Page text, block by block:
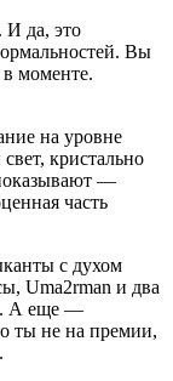
И да, это
Вы
в моменте.
на уровне
кристально
—
часть
с духом
Uma2rman и два
А еще —
ты не на премии,